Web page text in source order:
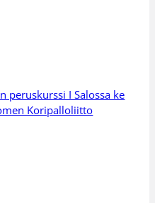
peruskurssi I Salossa ke
Koripalloliitto